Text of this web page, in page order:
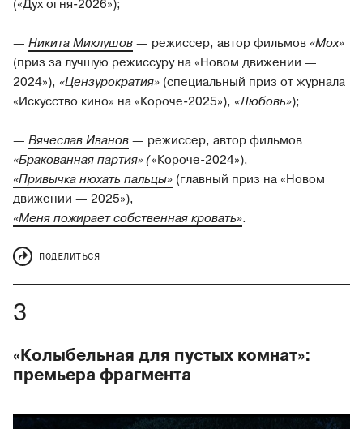
(«Дух огня-2026»);
— Никита Миклушов— режиссер, автор фильмов «Мох»
(приз за лучшую режиссуру на «Новом движении —
2024»), «Цензурократия» (специальный приз от журнала
«Искусство кино» на «Короче-2025»), «Любовь»);
— Вячеслав Иванов— режиссер, автор фильмов
«Бракованная партия» («Короче-2024»),
«Привычка нюхать пальцы» (главный приз на «Новом
движении — 2025»),
«Меня пожирает собственная кровать».
ПОДЕЛИТЬСЯ
«Колыбельная для пустых комнат»:
премьера фрагмента